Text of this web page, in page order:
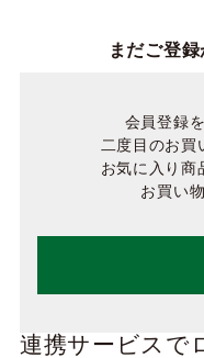
まだご登
会員登録
二度目のお買
お気に入り商
お買い
連携サービスで